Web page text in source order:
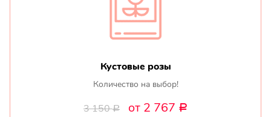
Кустовые розы
Количество на выбор!
3 150Р от 2 767 Р